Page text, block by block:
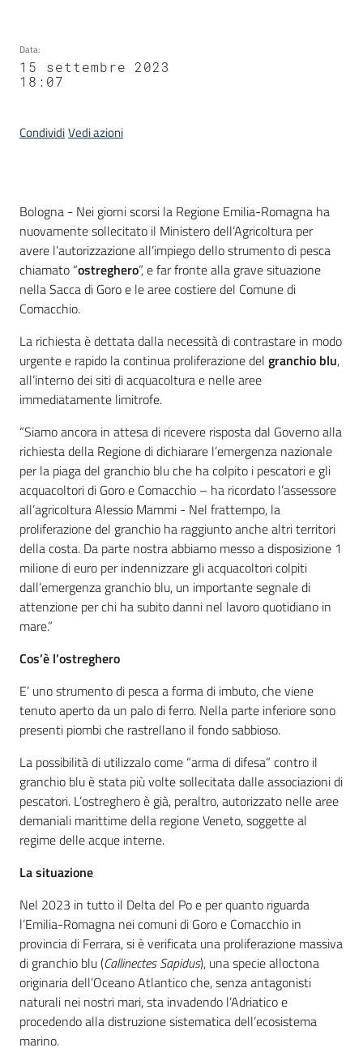
Data:
15 settembre 2023
18:07
CondividiVedi azioni
Contenuto
Bologna - Nei giorni scorsi la Regione Emilia-Romagna ha
nuovamente sollecitato il Ministero dell’Agricoltura per
avere l’autorizzazione all’impiego dello strumento di pesca
chiamato “ostreghero”, e far fronte alla grave situazione
nella Sacca di Goro e le aree costiere del Comune di
Comacchio.
La richiesta è dettata dalla necessità di contrastare in modo
urgente e rapido la continua proliferazione del granchio blu,
all’interno dei siti di acquacoltura e nelle aree
immediatamente limitrofe.
“Siamo ancora in attesa di ricevere risposta dal Governo alla
richiesta della Regione di dichiarare l’emergenza nazionale
per la piaga del granchio blu che ha colpito i pescatori e gli
acquacoltori di Goro e Comacchio – ha ricordato l’assessore
all’agricoltura Alessio Mammi - Nel frattempo, la
proliferazione del granchio ha raggiunto anche altri territori
della costa. Da parte nostra abbiamo messo a disposizione 1
milione di euro per indennizzare gli acquacoltori colpiti
dall’emergenza granchio blu, un importante segnale di
attenzione per chi ha subito danni nel lavoro quotidiano in
mare.”
Cos’è l’ostreghero
E’ uno strumento di pesca a forma di imbuto, che viene
tenuto aperto da un palo di ferro. Nella parte inferiore sono
presenti piombi che rastrellano il fondo sabbioso.
La possibilità di utilizzalo come “arma di difesa” contro il
granchio blu è stata più volte sollecitata dalle associazioni di
pescatori. L’ostreghero è già, peraltro, autorizzato nelle aree
demaniali marittime della regione Veneto, soggette al
regime delle acque interne.
La situazione
Nel 2023 in tutto il Delta del Po e per quanto riguarda
l’Emilia-Romagna nei comuni di Goro e Comacchio in
provincia di Ferrara, si è verificata una proliferazione massiva
di granchio blu (Callinectes Sapidus), una specie alloctona
originaria dell’Oceano Atlantico che, senza antagonisti
naturali nei nostri mari, sta invadendo l’Adriatico e
procedendo alla distruzione sistematica dell’ecosistema
marino.